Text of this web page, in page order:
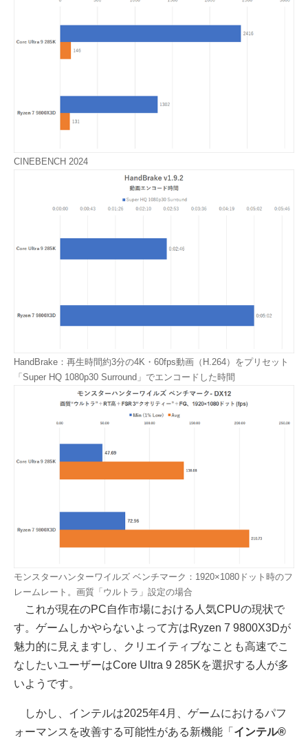
CINEBENCH 2024
HandBrake：再生時間約3分の4K・60fps動画（H.264）をプリセット
「Super HQ 1080p30 Surround」でエンコードした時間
モンスターハンターワイルズ ベンチマーク：1920×1080ドット時のフ
レームレート。画質「ウルトラ」設定の場合
これが現在のPC自作市場における人気CPUの現状で
す。ゲームしかやらないよって方はRyzen 7 9800X3Dが
魅力的に見えますし、クリエイティブなことも高速でこ
なしたいユーザーはCore Ultra 9 285Kを選択する人が多
いようです。
しかし、インテルは2025年4月、ゲームにおけるパフ
ォーマンスを改善する可能性がある新機能「 インテル®